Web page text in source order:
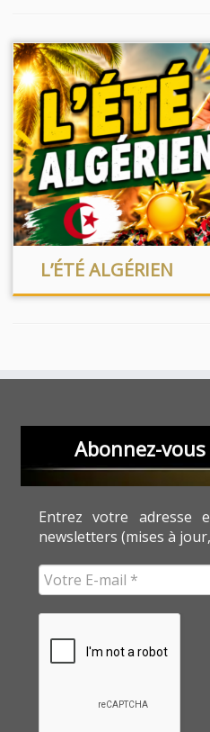
L’ÉTÉ ALGÉRIEN
Abonnez-
Entrez votre adresse
newsletters (mises à